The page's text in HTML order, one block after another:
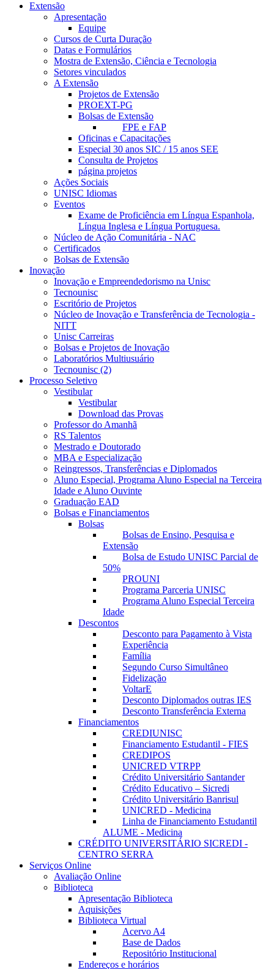
Extensão
Apresentação
Equipe
Cursos de Curta Duração
Datas e Formulários
Mostra de Extensão, Ciência e Tecnologia
Setores vinculados
A Extensão
Projetos de Extensão
PROEXT-PG
Bolsas de Extensão
FPE e FAP
Oficinas e Capacitações
Especial 30 anos SIC / 15 anos SEE
Consulta de Projetos
página projetos
Ações Sociais
UNISC Idiomas
Eventos
Exame de Proficiência em Língua Espanhola,
Língua Inglesa e Língua Portuguesa.
Núcleo de Ação Comunitária - NAC
Certificados
Bolsas de Extensão
Inovação
Inovação e Empreendedorismo na Unisc
Tecnounisc
Escritório de Projetos
Núcleo de Inovação e Transferência de Tecnologia -
NITT
Unisc Carreiras
Bolsas e Projetos de Inovação
Laboratórios Multiusuário
Tecnounisc (2)
Processo Seletivo
Vestibular
Vestibular
Download das Provas
Professor do Amanhã
RS Talentos
Mestrado e Doutorado
MBA e Especialização
Reingressos, Transferências e Diplomados
Aluno Especial, Programa Aluno Especial na Terceira
Idade e Aluno Ouvinte
Graduação EAD
Bolsas e Financiamentos
Bolsas
Bolsas de Ensino, Pesquisa e
Extensão
Bolsa de Estudo UNISC Parcial de
50%
PROUNI
Programa Parceria UNISC
Programa Aluno Especial Terceira
Idade
Descontos
Desconto para Pagamento à Vista
Experiência
Família
Segundo Curso Simultâneo
Fidelização
VoltarE
Desconto Diplomados outras IES
Desconto Transferência Externa
Financiamentos
CREDIUNISC
Financiamento Estudantil - FIES
CREDIPOS
UNICRED VTRPP
Crédito Universitário Santander
Crédito Educativo – Sicredi
Crédito Universitário Banrisul
UNICRED - Medicina
Linha de Financiamento Estudantil
ALUME - Medicina
CRÉDITO UNIVERSITÁRIO SICREDI -
CENTRO SERRA
Serviços Online
Avaliação Online
Biblioteca
Apresentação Biblioteca
Aquisições
Biblioteca Virtual
Acervo A4
Base de Dados
Repositório Institucional
Endereços e horários